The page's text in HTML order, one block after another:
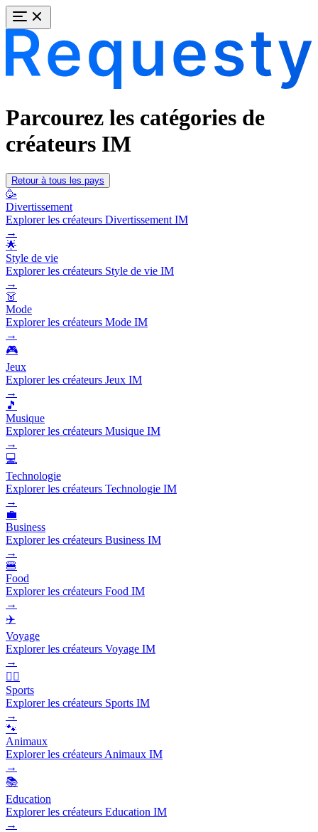
Parcourez les catégories de
créateurs IM
Retour à tous les pays
🥳
Divertissement
Explorer les créateurs Divertissement IM
→
🌟
Style de vie
Explorer les créateurs Style de vie IM
→
👗
Mode
Explorer les créateurs Mode IM
→
🎮
Jeux
Explorer les créateurs Jeux IM
→
🎵
Musique
Explorer les créateurs Musique IM
→
💻
Technologie
Explorer les créateurs Technologie IM
→
💼
Business
Explorer les créateurs Business IM
→
🍔
Food
Explorer les créateurs Food IM
→
✈️
Voyage
Explorer les créateurs Voyage IM
→
🏃‍♂️
Sports
Explorer les créateurs Sports IM
→
🐾
Animaux
Explorer les créateurs Animaux IM
→
📚
Education
Explorer les créateurs Education IM
→